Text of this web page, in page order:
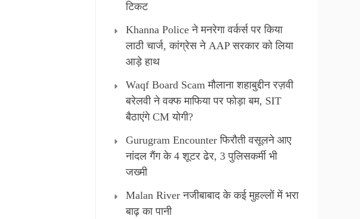
टिकट
Khanna Police ने मनरेगा वर्कर्स पर किया
लाठी चार्ज, कांग्रेस ने AAP सरकार को लिया
आड़े हाथ
Waqf Board Scam मौलाना शहाबुद्दीन रज़वी
बरेलवी ने वक्फ माफिया पर फोड़ा बम, SIT
बैठाएंगे CM योगी?
Gurugram Encounter फिरौती वसूलने आए
नांदल गैंग के 4 शूटर ढेर, 3 पुलिसकर्मी भी
जख्मी
Malan River नजीबाबाद के कई मुहल्लों में भरा
बाढ़ का पानी